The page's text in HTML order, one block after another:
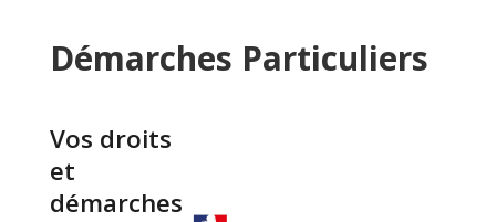
Démarches Particuliers
Vos droits
et
démarches